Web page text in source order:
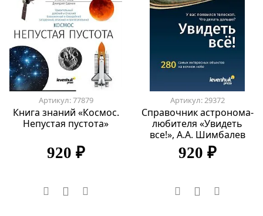
Артикул: 77879
Книга знаний «Космос.
Непустая пустота»
920 ₽
Артикул: 29372
Справочник астронома-
любителя «Увидеть
все!», А.А. Шимбалев
920 ₽